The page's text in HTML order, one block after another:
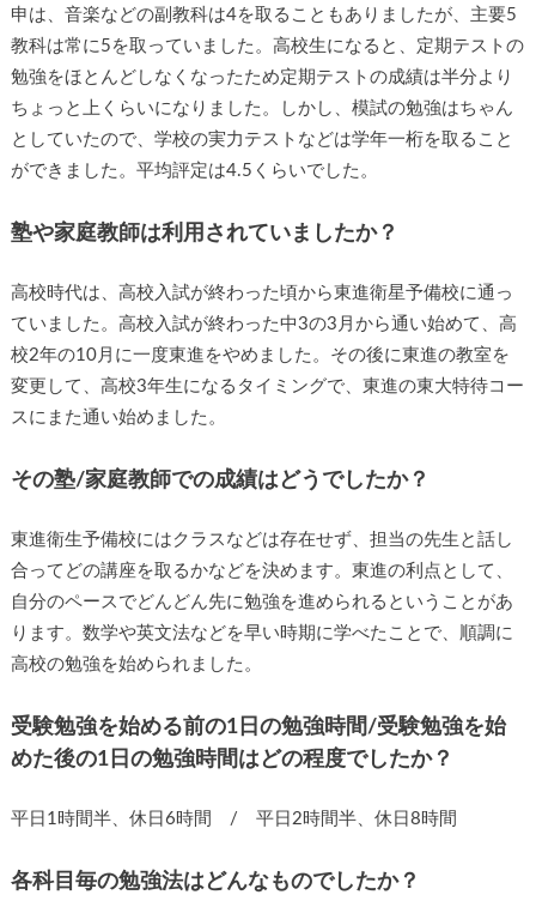
申は、音楽などの副教科は4を取ることもありましたが、主要5
教科は常に5を取っていました。高校生になると、定期テストの
勉強をほとんどしなくなったため定期テストの成績は半分より
ちょっと上くらいになりました。しかし、模試の勉強はちゃん
としていたので、学校の実力テストなどは学年一桁を取ること
ができました。平均評定は4.5くらいでした。
塾や家庭教師は利用されていましたか？
高校時代は、高校入試が終わった頃から東進衛星予備校に通っ
ていました。高校入試が終わった中3の3月から通い始めて、高
校2年の10月に一度東進をやめました。その後に東進の教室を
変更して、高校3年生になるタイミングで、東進の東大特待コー
スにまた通い始めました。
その塾/家庭教師での成績はどうでしたか？
東進衛生予備校にはクラスなどは存在せず、担当の先生と話し
合ってどの講座を取るかなどを決めます。東進の利点として、
自分のペースでどんどん先に勉強を進められるということがあ
ります。数学や英文法などを早い時期に学べたことで、順調に
高校の勉強を始められました。
受験勉強を始める前の1日の勉強時間/受験勉強を始
めた後の1日の勉強時間はどの程度でしたか？
平日1時間半、休日6時間 / 平日2時間半、休日8時間
各科目毎の勉強法はどんなものでしたか？